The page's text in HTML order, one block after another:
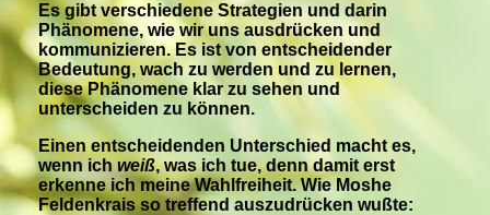
Es gibt verschiedene Strategien und darin
Phänomene, wie wir uns ausdrücken und
kommunizieren. Es ist von entscheidender
Bedeutung, wach zu werden und zu lernen,
diese Phänomene klar zu sehen und
unterscheiden zu können.
Einen entscheidenden Unterschied macht es,
wenn ich weiß, was ich tue, denn damit erst
erkenne ich meine Wahlfreiheit. Wie Moshe
Feldenkrais so treffend auszudrücken wußte: